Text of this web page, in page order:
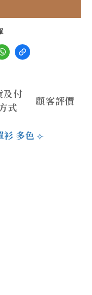
及付
式
顧客評價
衫 多色 ⟣